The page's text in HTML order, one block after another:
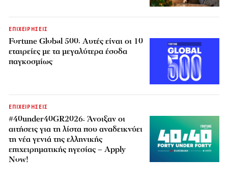
ΕΠΙΧΕΙΡΗΣΕΙΣ
Fortune Global 500: Αυτές είναι οι 10
εταιρείες με τα μεγαλύτερα έσοδα
παγκοσμίως
ΕΠΙΧΕΙΡΗΣΕΙΣ
#40under40GR2026: Άνοιξαν οι
αιτήσεις για τη λίστα που αναδεικνύει
τη νέα γενιά της ελληνικής
επιχειρηματικής ηγεσίας – Apply
Now!